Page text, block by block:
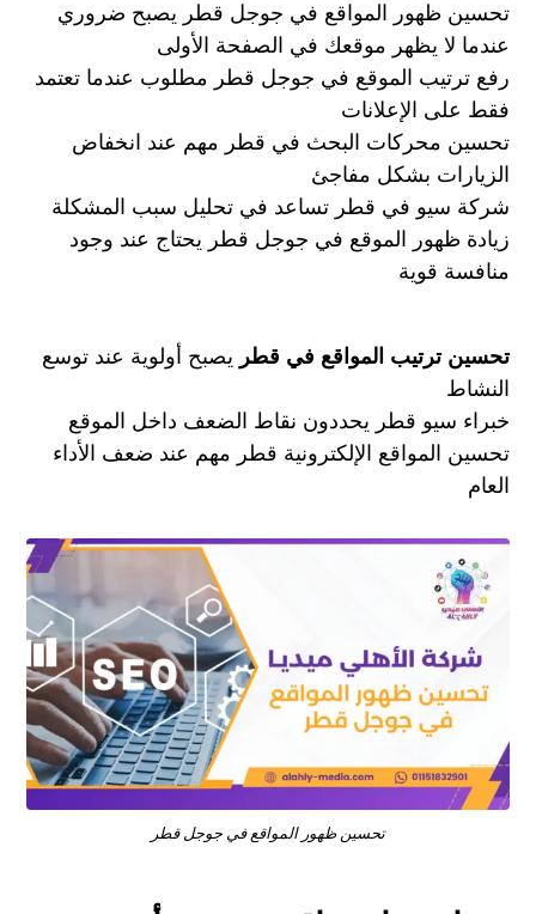
تحسين ظهور المواقع في جوجل قطر يصبح ضروري
عندما لا يظهر موقعك في الصفحة الأولى
رفع ترتيب الموقع في جوجل قطر مطلوب عندما تعتمد
فقط على الإعلانات
تحسين محركات البحث في قطر مهم عند انخفاض
الزيارات بشكل مفاجئ
شركة سيو في قطر تساعد في تحليل سبب المشكلة
زيادة ظهور الموقع في جوجل قطر يحتاج عند وجود
منافسة قوية
تحسين ترتيب المواقع في قطر يصبح أولوية عند توسع
النشاط
خبراء سيو قطر يحددون نقاط الضعف داخل الموقع
تحسين المواقع الإلكترونية قطر مهم عند ضعف الأداء
العام
تحسين ظهور المواقع في جوجل قطر